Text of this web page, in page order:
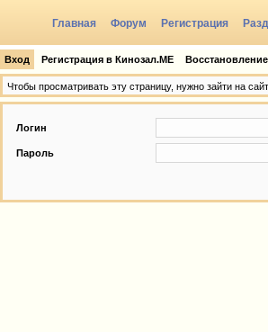
Главная Форум Регистрация
Вход Регистрация в Кинозал.МЕ
Чтобы просматривать эту страницу, нужно зайти на сайт
Логин
Пароль